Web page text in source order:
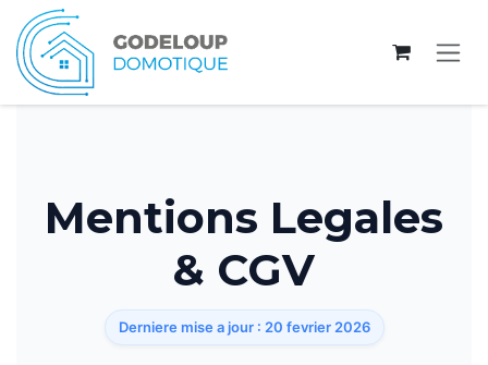
Se rendre au contenu
Mentions Legales
& CGV
Derniere mise a jour : 20 fevrier 2026